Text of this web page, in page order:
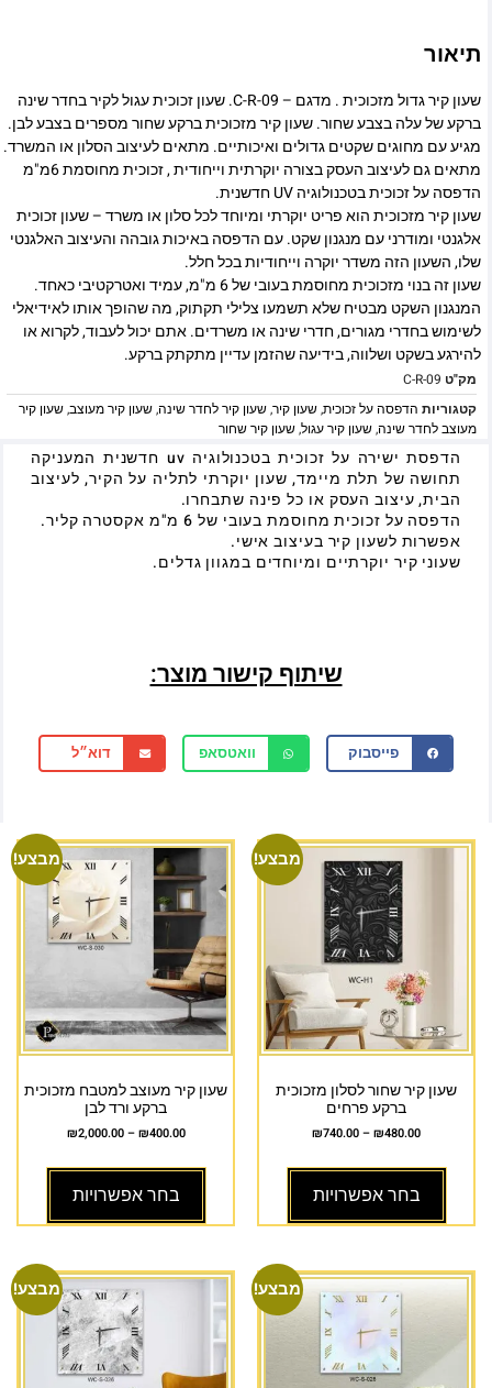
תיאור
שעון קיר גדול מזכוכית . מדגם – C-R-09. שעון זכוכית עגול לקיר בחדר שינה
ברקע של עלה בצבע שחור. שעון קיר מזכוכית ברקע שחור מספרים בצבע לבן.
מגיע עם מחוגים שקטים גדולים ואיכותיים. מתאים לעיצוב הסלון או המשרד.
מתאים גם לעיצוב העסק בצורה יוקרתית וייחודית , זכוכית מחוסמת 6מ"מ
הדפסה על זכוכית בטכנולוגיה UV חדשנית.
שעון קיר מזכוכית הוא פריט יוקרתי ומיוחד לכל סלון או משרד – שעון זכוכית
אלגנטי ומודרני עם מנגנון שקט. עם הדפסה באיכות גובהה והעיצוב האלגנטי
שלו, השעון הזה משדר יוקרה וייחודיות בכל חלל.
שעון זה בנוי מזכוכית מחוסמת בעובי של 6 מ"מ, עמיד ואטרקטיבי כאחד.
המנגנון השקט מבטיח שלא תשמעו צלילי תקתוק, מה שהופך אותו לאידיאלי
לשימוש בחדרי מגורים, חדרי שינה או משרדים. אתם יכול לעבוד, לקרוא או
להירגע בשקט ושלווה, בידיעה שהזמן עדיין מתקתק ברקע.
מק"ט C-R-09
קטגוריות הדפסה על זכוכית,שעון קיר,שעון קיר לחדר שינה,שעון קיר מעוצב,שעון קיר
מעוצב לחדר שינה,שעון קיר עגול,שעון קיר שחור
הדפסת ישירה על זכוכית בטכנולוגיה uv חדשנית המעניקה
תחושה של תלת מיימד, שעון יוקרתי לתליה על הקיר, לעיצוב
הבית, עיצוב העסק או כל פינה שתבחרו.
הדפסה על זכוכית מחוסמת בעובי של 6 מ"מ אקסטרה קליר.
אפשרות לשעון קיר בעיצוב אישי.
שעוני קיר יוקרתיים ומיוחדים במגוון גדלים.
שיתוף קישור מוצר:
פייסבוק וואטסאפ דוא״ל
מבצע!
שעון קיר שחור לסלון מזכוכית
ברקע פרחים
₪480.00
–
₪740.00
בחר אפשרויות
מבצע!
שעון קיר מעוצב למטבח מזכוכית
ברקע ורד לבן
₪400.00
–
₪2,000.00
בחר אפשרויות
מבצע! מבצע!